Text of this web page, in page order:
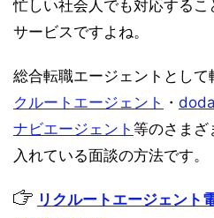
忙しい社会人でも対応する
サービスですよね。
総合転職エージェントとして
クルートエージェント ・ doda
ナビエージェント 等のさまざ
入れている面談の方法です。
リクルートエージェント